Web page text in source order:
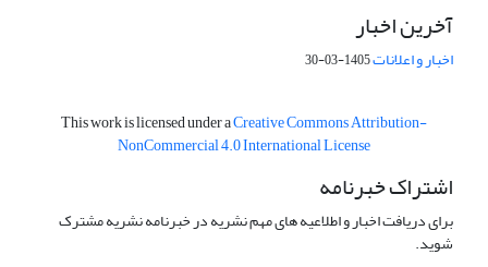
آخرین اخبار
اخبار و اعلانات1405-03-30
This work is licensed under aCreative Commons Attribution-
NonCommercial 4.0 International License
اشتراک خبرنامه
برای دریافت اخبار و اطلاعیه های مهم نشریه در خبرنامه نشریه مشترک
شوید.